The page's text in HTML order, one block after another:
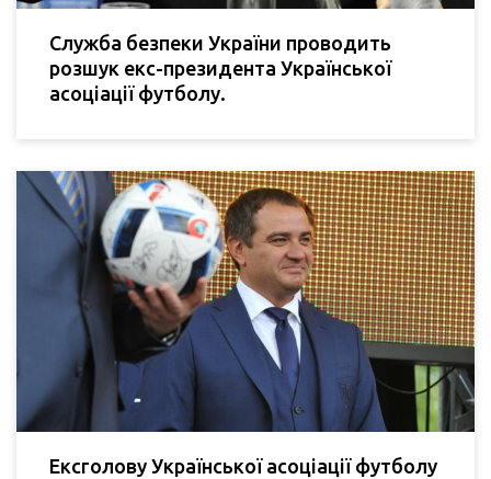
Служба безпеки України проводить
розшук екс-президента Української
асоціації футболу.
Ексголову Української асоціації футболу